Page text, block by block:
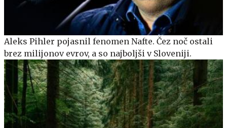
Aleks Pihler pojasnil fenomen Nafte. Čez noč ostali
brez milijonov evrov, a so najboljši v Sloveniji.